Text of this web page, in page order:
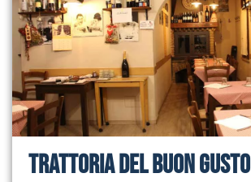
Trattoria del Buon Gusto